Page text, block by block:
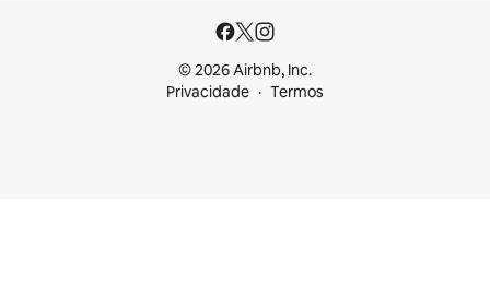
© 2026 Airbnb, Inc.
Privacidade
Termos